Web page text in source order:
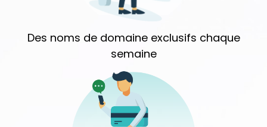
Des noms de domaine exclusifs chaque
semaine